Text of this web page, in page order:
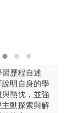
習歷程自述
說明自身的學
與熱忱，並強
主動探索與解